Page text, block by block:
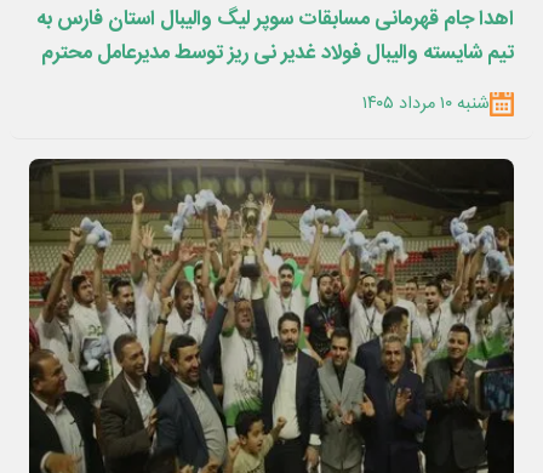
اهدا جام قهرمانی مسابقات سوپر لیگ والیبال استان فارس به
تیم شایسته والیبال فولاد غدیر نی ریز توسط مدیرعامل محترم
جناب آقای دکتر احمدی
شنبه ۱۰ مرداد ۱۴۰۵